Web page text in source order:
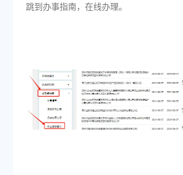
跳到办事指南，在线办理。